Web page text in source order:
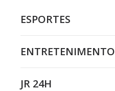
ESPORTES
ENTRETENIMENTO
JR 24H